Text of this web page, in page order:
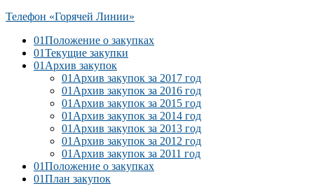
Телефон «Горячей Линии»
01Положение о закупках
01Текущие закупки
01 Архив закупок
01 Архив закупок за 2017 год
01 Архив закупок за 2016 год
01 Архив закупок за 2015 год
01 Архив закупок за 2014 год
01 Архив закупок за 2013 год
01 Архив закупок за 2012 год
01 Архив закупок за 2011 год
01Положение о закупках
01План закупок